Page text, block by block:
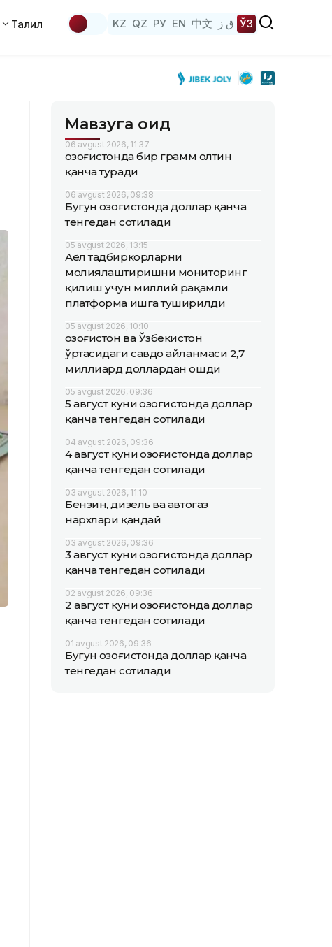
Таҳлил KZ QZ РУ EN 中文 ق ز ЎЗ
Мавзуга оид
06 avgust 2026, 11:37
Қозоғистонда бир грамм олтин
қанча туради
06 avgust 2026, 09:38
Бугун Қозоғистонда доллар қанча
тенгедан сотилади
05 avgust 2026, 13:15
Аёл тадбиркорларни
молиялаштиришни мониторинг
қилиш учун миллий рақамли
платформа ишга туширилди
05 avgust 2026, 10:10
Қозоғистон ва Ўзбекистон
ўртасидаги савдо айланмаси 2,7
миллиард доллардан ошди
05 avgust 2026, 09:36
5 август куни Қозоғистонда доллар
қанча тенгедан сотилади
04 avgust 2026, 09:36
4 август куни Қозоғистонда доллар
қанча тенгедан сотилади
03 avgust 2026, 11:10
Бензин, дизель ва автогаз
нархлари қандай
03 avgust 2026, 09:36
3 август куни Қозоғистонда доллар
қанча тенгедан сотилади
02 avgust 2026, 09:36
2 август куни Қозоғистонда доллар
қанча тенгедан сотилади
01 avgust 2026, 09:36
Бугун Қозоғистонда доллар қанча
тенгедан сотилади